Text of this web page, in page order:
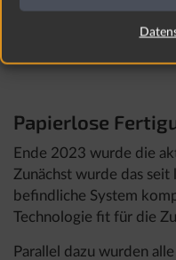
Papierlose
Ende 2023 wurde die
Zunächst wurde das seit
befindliche System
Technologie fit für die
Parallel dazu wurden